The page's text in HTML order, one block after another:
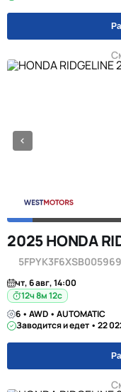
2025 HONDA
5FPYK3F6XSB005969
чт, 6 авг, 14:00
12ч 8м 11с
6 • AWD • AUTOMATIC
Заводится и едет • 22